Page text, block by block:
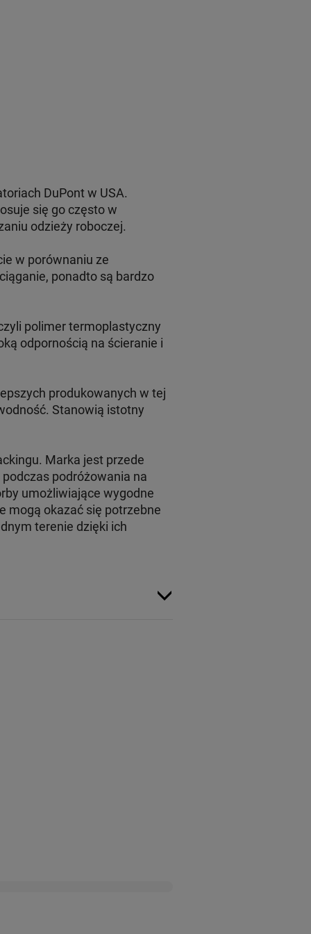
DuPont w USA.
się go często w
odzieży roboczej.
w porównaniu ze
ponadto są bardzo
polimer termoplastyczny
odpornością na ścieranie i
produkowanych w tej
Stanowią istotny
Marka jest przede
podróżowania na
umożliwiające wygodne
mogą okazać się potrzebne
terenie dzięki ich